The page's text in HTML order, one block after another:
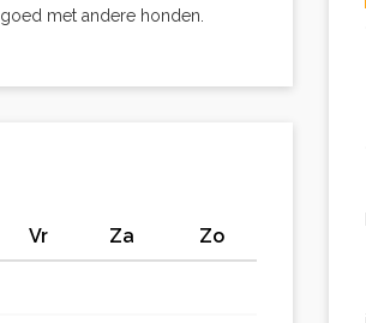
met andere honden.
Vr Za Zo